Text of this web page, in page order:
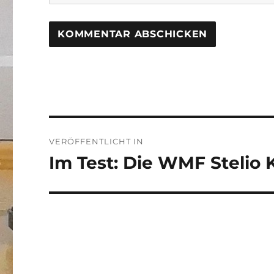
VERÖFFENTLICHT IN
Im Test: Die WMF Stelio